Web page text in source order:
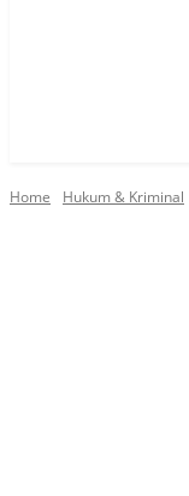
Home Hukum & Kriminal